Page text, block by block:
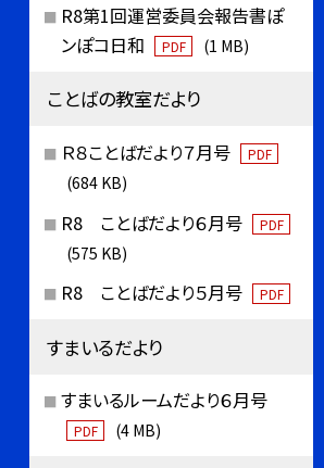
R8第1回運営委員会報告書ぽ
ンぽコ日和
PDF (1 MB)
ことばの教室だより
Ｒ８ことばだより７月号 PDF
(684 KB)
R8 ことばだより６月号 PDF
(575 KB)
R8 ことばだより５月号 PDF
すまいるだより
すまいるルームだより６月号
PDF (4 MB)